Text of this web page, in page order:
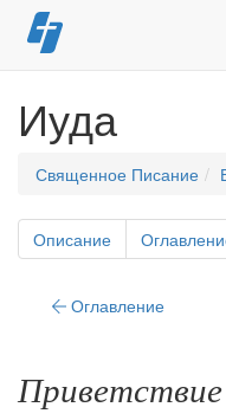
Перейти
к
Иуда
Священное Писание
Описание
Оглавление
Приветствие